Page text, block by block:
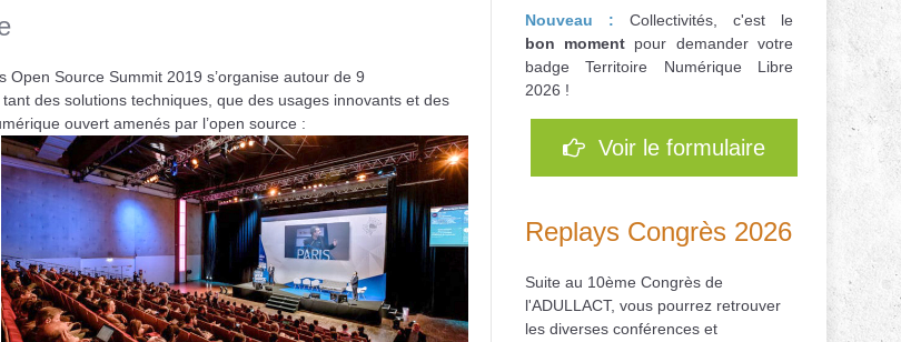
Open Source Summit 2019 s’organise autour de 9
des solutions techniques, que des usages innovants et des
ouvert amenés par l’open source :
Nouveau :
Collectivités, c'est le
bon
momentpour demander votre
badge Territoire Numérique Libre
2026 !
Voir le formulaire
Replays Congrès 2026
Suite au 10ème Congrès de
l'ADULLACT, vous pourrez retrouver
les diverses conférences et